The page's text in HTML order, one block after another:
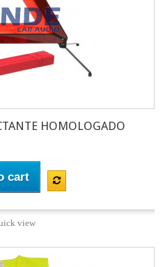
HOMOLOGADO
cart
view